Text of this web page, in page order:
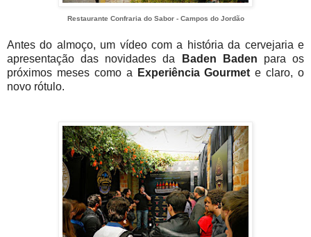
Restaurante Confraria do Sabor - Campos do Jordão
Antes do almoço, um vídeo com a história da cervejaria e
apresentação das novidades da
Baden Baden para os
próximos meses como a
Experiência Gourmet e claro, o
novo rótulo.